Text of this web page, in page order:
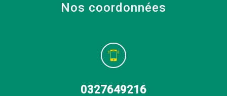
Nos coordonnées
0327649216